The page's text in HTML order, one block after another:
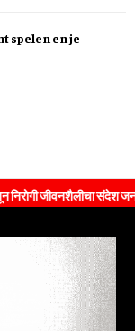
spelen en je
संदेश जनतेपर्यंत